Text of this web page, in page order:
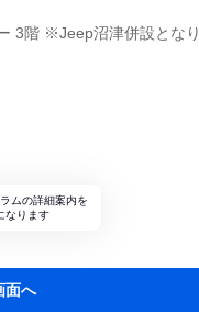
3階 ※Jeep沼津併設とな
ムの詳細案内を
なります
面へ